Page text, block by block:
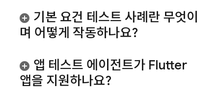
기본 요건 테스트 사례란 무엇이
며 어떻게 작동하나요?
앱 테스트 에이전트가 Flutter
앱을 지원하나요?